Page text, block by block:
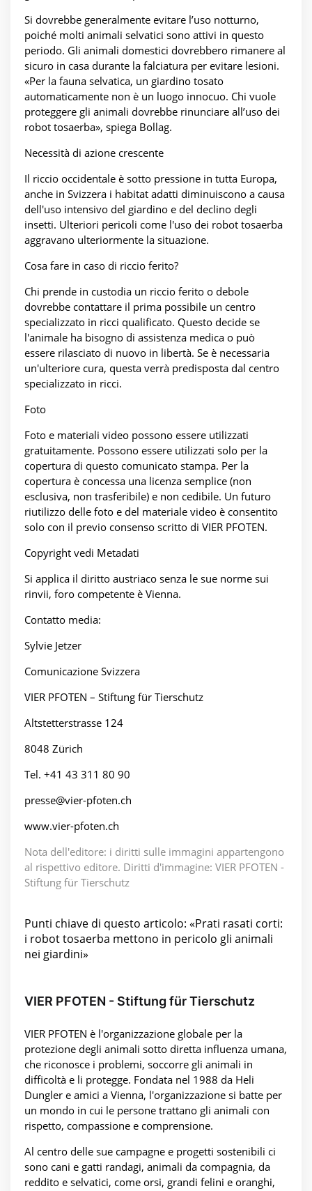
Si dovrebbe generalmente evitare l’uso notturno,
poiché molti animali selvatici sono attivi in questo
periodo. Gli animali domestici dovrebbero rimanere al
sicuro in casa durante la falciatura per evitare lesioni.
«Per la fauna selvatica, un giardino tosato
automaticamente non è un luogo innocuo. Chi vuole
proteggere gli animali dovrebbe rinunciare all’uso dei
robot tosaerba», spiega Bollag.
Necessità di azione crescente
Il riccio occidentale è sotto pressione in tutta Europa,
anche in Svizzera i habitat adatti diminuiscono a causa
dell'uso intensivo del giardino e del declino degli
insetti. Ulteriori pericoli come l'uso dei robot tosaerba
aggravano ulteriormente la situazione.
Cosa fare in caso di riccio ferito?
Chi prende in custodia un riccio ferito o debole
dovrebbe contattare il prima possibile un centro
specializzato in ricci qualificato. Questo decide se
l'animale ha bisogno di assistenza medica o può
essere rilasciato di nuovo in libertà. Se è necessaria
un'ulteriore cura, questa verrà predisposta dal centro
specializzato in ricci.
Foto
Foto e materiali video possono essere utilizzati
gratuitamente. Possono essere utilizzati solo per la
copertura di questo comunicato stampa. Per la
copertura è concessa una licenza semplice (non
esclusiva, non trasferibile) e non cedibile. Un futuro
riutilizzo delle foto e del materiale video è consentito
solo con il previo consenso scritto di VIER PFOTEN.
Copyright vedi Metadati
Si applica il diritto austriaco senza le sue norme sui
rinvii, foro competente è Vienna.
Contatto media:
Sylvie Jetzer
Comunicazione Svizzera
VIER PFOTEN – Stiftung für Tierschutz
Altstetterstrasse 124
8048 Zürich
Tel. +41 43 311 80 90
presse@vier-pfoten.ch
www.vier-pfoten.ch
Nota dell'editore: i diritti sulle immagini appartengono
al rispettivo editore. Diritti d'immagine: VIER PFOTEN -
Stiftung für Tierschutz
Punti chiave di questo articolo: «Prati rasati corti:
i robot tosaerba mettono in pericolo gli animali
nei giardini»
VIER PFOTEN - Stiftung für Tierschutz
VIER PFOTEN è l'organizzazione globale per la
protezione degli animali sotto diretta influenza umana,
che riconosce i problemi, soccorre gli animali in
difficoltà e li protegge. Fondata nel 1988 da Heli
Dungler e amici a Vienna, l'organizzazione si batte per
un mondo in cui le persone trattano gli animali con
rispetto, compassione e comprensione.
Al centro delle sue campagne e progetti sostenibili ci
sono cani e gatti randagi, animali da compagnia, da
reddito e selvatici, come orsi, grandi felini e oranghi,